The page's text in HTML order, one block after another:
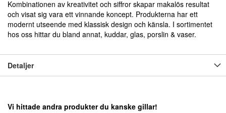
Kombinationen av kreativitet och siffror skapar makalös resultat
och visat sig vara ett vinnande koncept. Produkterna har ett
modernt utseende med klassisk design och känsla. I sortimentet
hos oss hittar du bland annat, kuddar, glas, porslin & vaser.
Detaljer
Vi hittade andra produkter du kanske gillar!